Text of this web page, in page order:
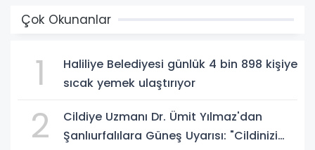
Çok Okunanlar
1
Haliliye Belediyesi günlük 4 bin 898 kişiye
sıcak yemek ulaştırıyor
2
Cildiye Uzmanı Dr. Ümit Yılmaz'dan
Şanlıurfalılara Güneş Uyarısı: "Cildinizi